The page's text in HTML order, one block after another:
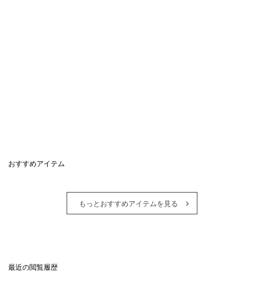
おすすめアイテム
もっとおすすめアイテムを見る
最近の閲覧履歴